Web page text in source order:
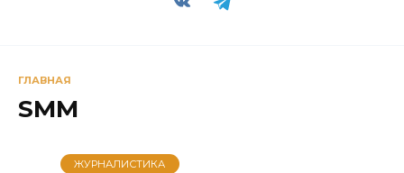
ГЛАВНАЯ
SMM
ЖУРНАЛИСТИКА